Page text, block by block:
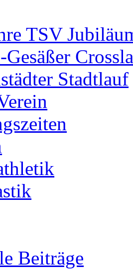
TSV
Gesäßer
Stadtlauf
Beiträge